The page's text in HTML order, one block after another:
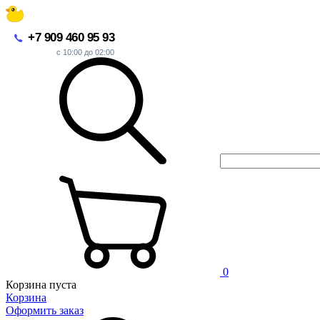
+7 909 460 95 93
с 10:00 до 02:00
0
Корзина пуста
Корзина
Оформить заказ